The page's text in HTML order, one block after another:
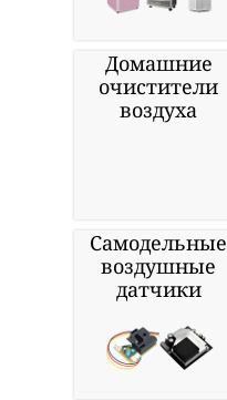
Домашние
очистители
воздуха
Самодельные
воздушные
датчики